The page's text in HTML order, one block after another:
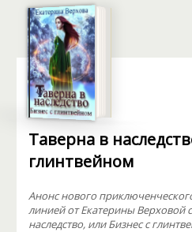
Таверна в
глинтвейном
Анонс нового
линией от Екатерины Верховой
наследство, или Бизнес с